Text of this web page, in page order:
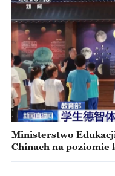
Ministerstwo
Chinach na poziomie